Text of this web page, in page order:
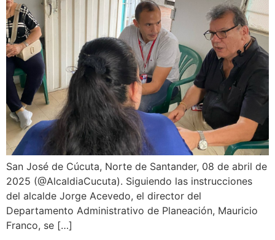
San José de Cúcuta, Norte de Santander, 08 de abril de
2025 (@AlcaldiaCucuta). Siguiendo las instrucciones
del alcalde Jorge Acevedo, el director del
Departamento Administrativo de Planeación, Mauricio
Franco, se […]